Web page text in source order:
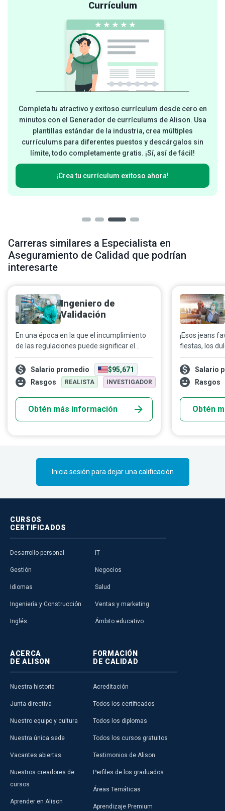
Currículum
Completa tu atractivo y exitoso currículum desde cero en
minutos con el Generador de currículums de Alison. Usa
plantillas estándar de la industria, crea múltiples
currículums para diferentes puestos y descárgalos sin
límite, todo completamente gratis. ¡Sí, así de fácil!
¡Crea tu currículum exitoso ahora!
Carreras similares a Especialista en
Aseguramiento de Calidad que podrían
interesarte
Ingeniero de
Validación
En una época en la que el incumplimiento
de las regulaciones puede significar el
cierre inmediato de una empresa, los
ingenieros de validación prueban los
procesos y equipos de fabricación para
garantizar que cumplan con las
especificaciones relevantes.
Salario promedio
$95,671
Rasgos
REALISTA INVESTIGADOR
Obtén más información
¡Esos jeans
fiestas, los
Halloween,
piel o
comprar!
Han sido
control de
aseguran de
adquieras
Salario
Rasgos
Obtén
Inicia sesión para dejar una calificación
CURSOS
CERTIFICADOS
Desarrollo personal
Gestión
Idiomas
Ingeniería y Construcción
Inglés
IT
Negocios
Salud
Ventas y marketing
Ámbito educativo
ACERCA
DE ALISON
Nuestra historia
Junta directiva
Nuestro equipo y cultura
Nuestra única sede
Vacantes abiertas
Nuestros creadores de
cursos
Aprender en Alison
FORMACIÓN
DE CALIDAD
Acreditación
Todos los certificados
Todos los diplomas
Todos los cursos gratuitos
Testimonios de Alison
Perfiles de los graduados
Áreas Temáticas
Aprendizaje Premium